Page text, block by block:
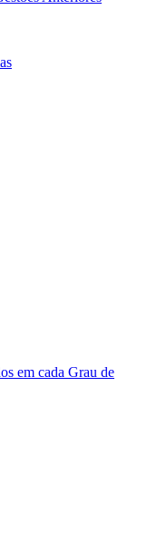
em cada Grau de